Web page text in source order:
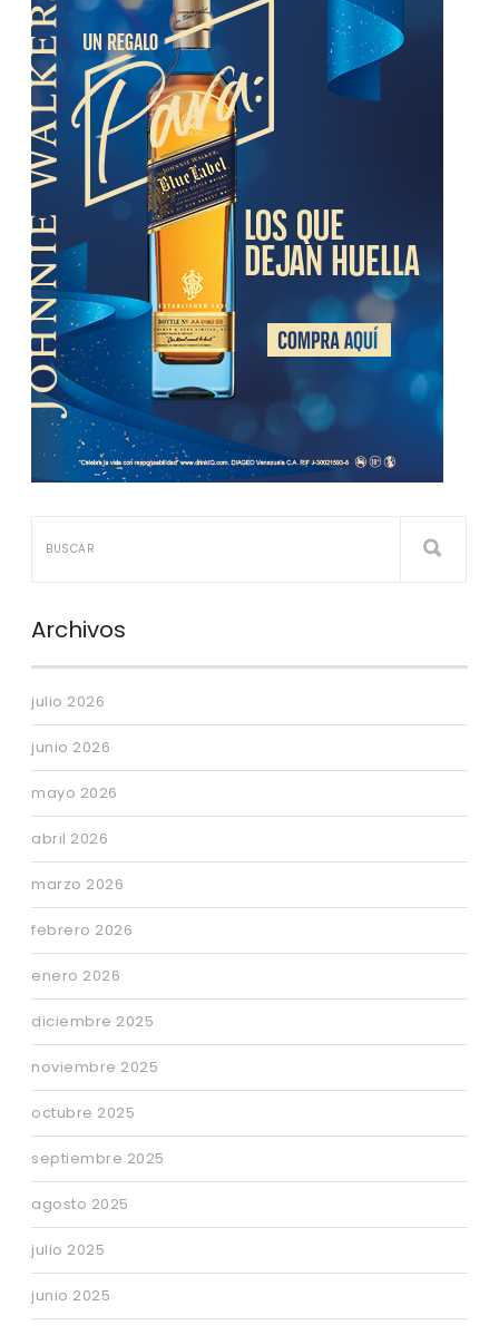
Archivos
julio 2026
junio 2026
mayo 2026
abril 2026
marzo 2026
febrero 2026
enero 2026
diciembre 2025
noviembre 2025
octubre 2025
septiembre 2025
agosto 2025
julio 2025
junio 2025